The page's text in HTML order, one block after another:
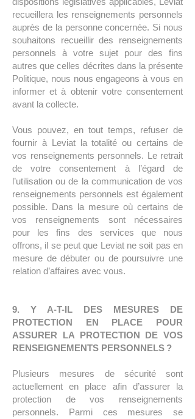
recueillera les renseignements personnels
auprès de la personne concernée. Si nous
souhaitons recueillir des renseignements
personnels à votre sujet pour des fins
autres que celles décrites dans la présente
Politique, nous nous engageons à vous en
informer et à obtenir votre consentement
avant la collecte.
Vous pouvez, en tout temps, refuser de
fournir à Leviat la totalité ou certains de
vos renseignements personnels. Le retrait
de votre consentement à l’égard de
l’utilisation ou de la communication de vos
renseignements personnels est également
possible. Dans la mesure où certains de
vos renseignements sont nécessaires
pour les fins des services que nous
offrons, il se peut que Leviat ne soit pas en
mesure de débuter ou de poursuivre une
relation d’affaires avec vous.
9. Y A-T-IL DES MESURES DE
PROTECTION EN PLACE POUR
ASSURER LA PROTECTION DE VOS
RENSEIGNEMENTS PERSONNELS ?
Plusieurs mesures de sécurité sont
actuellement en place afin d’assurer la
protection de vos renseignements
personnels. Parmi ces mesures se